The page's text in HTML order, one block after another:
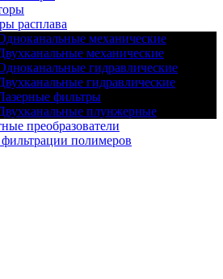
расплава
механические
механические
гидравлические
гидравлические
фильтры
плунжерные
преобразователи
полимеров